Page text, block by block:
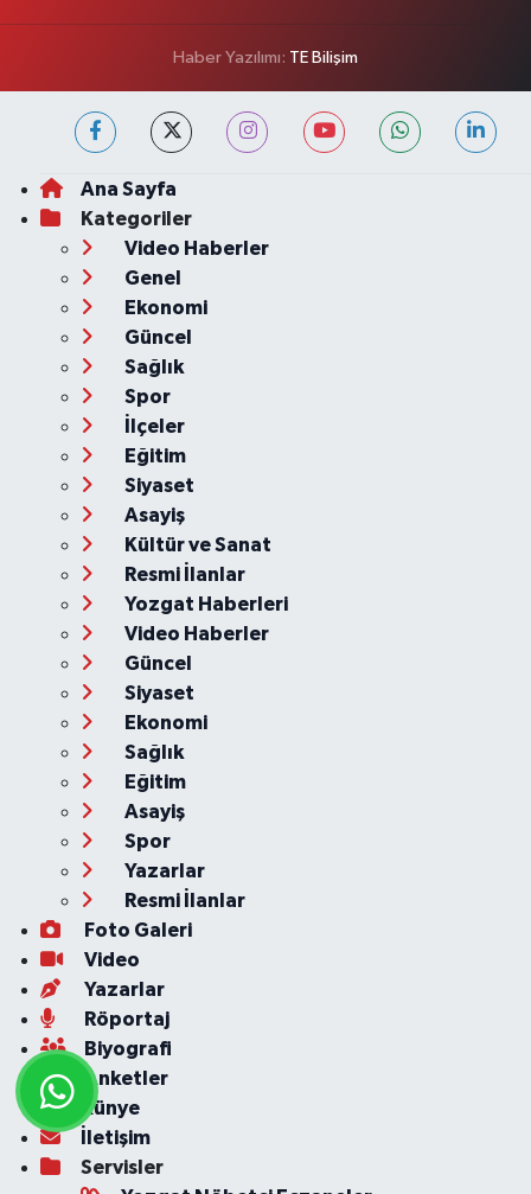
Haber Yazılımı: TE Bilişim
Ana Sayfa
Kategoriler
Video Haberler
Genel
Ekonomi
Güncel
Sağlık
Spor
İlçeler
Eğitim
Siyaset
Asayiş
Kültür ve Sanat
Resmi İlanlar
Yozgat Haberleri
Video Haberler
Güncel
Siyaset
Ekonomi
Sağlık
Eğitim
Asayiş
Spor
Yazarlar
Resmi İlanlar
Foto Galeri
Video
Yazarlar
Röportaj
Biyografi
Anketler
Künye
İletişim
Servisler